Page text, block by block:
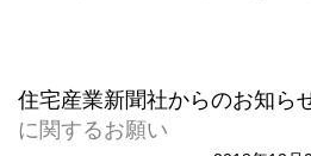
住宅産業新聞社からのお知ら
に関するお願い